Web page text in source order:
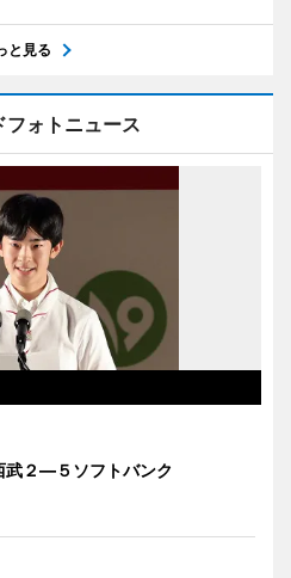
と見る
フォトニュース
武２―５ソフトバンク